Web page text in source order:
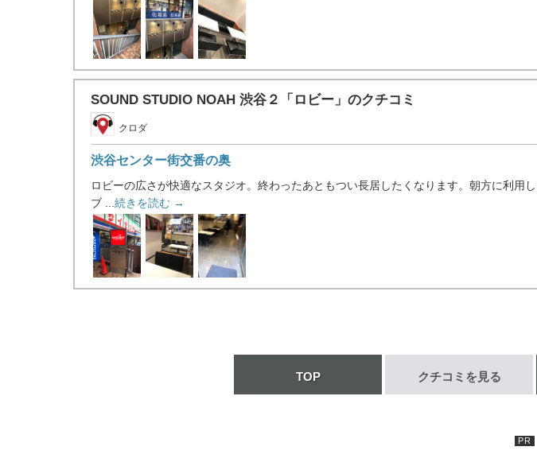
SOUND STUDIO NOAH 渋谷２「ロビー」のクチコミ
クロダ
渋谷センター街交番の奥
ロビーの広さが快適なスタジオ。終わったあともつい長居したくなります。朝方に利
ブ ... 続きを読む →
TOP クチコミを見る